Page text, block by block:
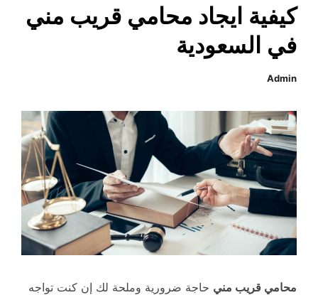
كيفية ايجاد محامي قريب مني
في السعودية
Admin
محامي قريب مني حاجة ضرورية وملحة لك إن كنت تواجه